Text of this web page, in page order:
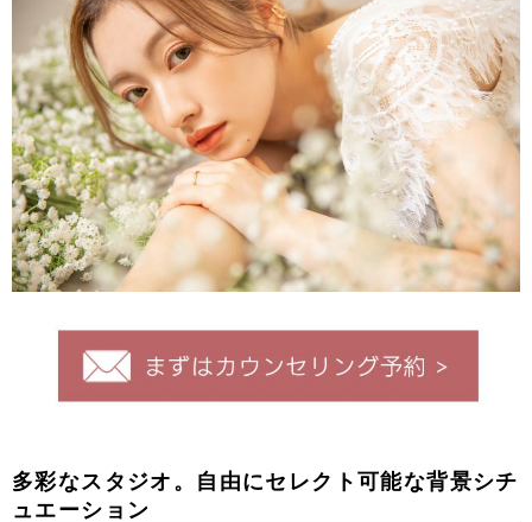
多彩なスタジオ。自由にセレクト可能な背景シチ
ュエーション